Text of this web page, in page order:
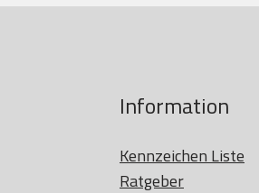
Information
Kennzeichen Liste
Ratgeber